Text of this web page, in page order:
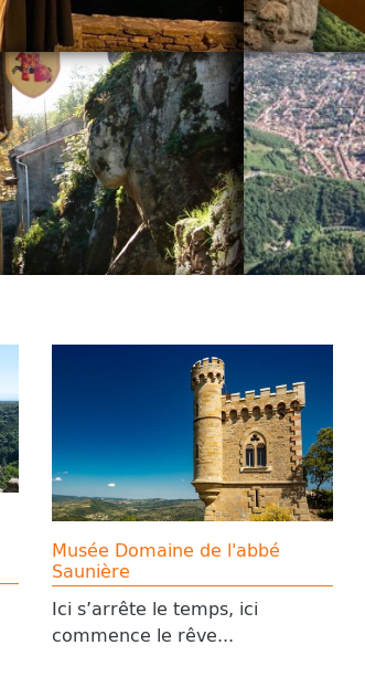
Musée Domaine de l'abbé
Saunière
Ici s’arrête le temps, ici
commence le rêve...